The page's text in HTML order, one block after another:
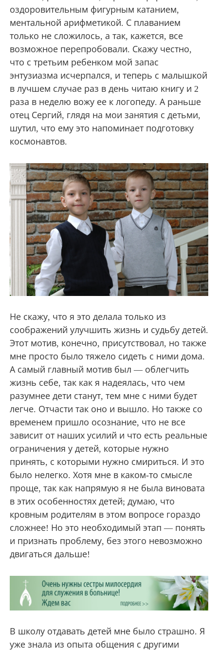
оздоровительным фигурным катанием,
ментальной арифметикой. С плаванием
только не сложилось, а так, кажется, все
возможное перепробовали. Скажу честно,
что с третьим ребенком мой запас
энтузиазма исчерпался, и теперь с малышкой
в лучшем случае раз в день читаю книгу и 2
раза в неделю вожу ее к логопеду. А раньше
отец Сергий, глядя на мои занятия с детьми,
шутил, что ему это напоминает подготовку
космонавтов.
Не скажу, что я это делала только из
соображений улучшить жизнь и судьбу детей.
Этот мотив, конечно, присутствовал, но также
мне просто было тяжело сидеть с ними дома.
А самый главный мотив был — облегчить
жизнь себе, так как я надеялась, что чем
разумнее дети станут, тем мне с ними будет
легче. Отчасти так оно и вышло. Но также со
временем пришло осознание, что не все
зависит от наших усилий и что есть реальные
ограничения у детей, которые нужно
принять, с которыми нужно смириться. И это
было нелегко. Хотя мне в каком-то смысле
проще, так как напрямую я не была виновата
в этих особенностях детей; думаю, что
кровным родителям в этом вопросе гораздо
сложнее! Но это необходимый этап — понять
и признать проблему, без этого невозможно
двигаться дальше!
В школу отдавать детей мне было страшно. Я
уже знала из опыта общения с другими